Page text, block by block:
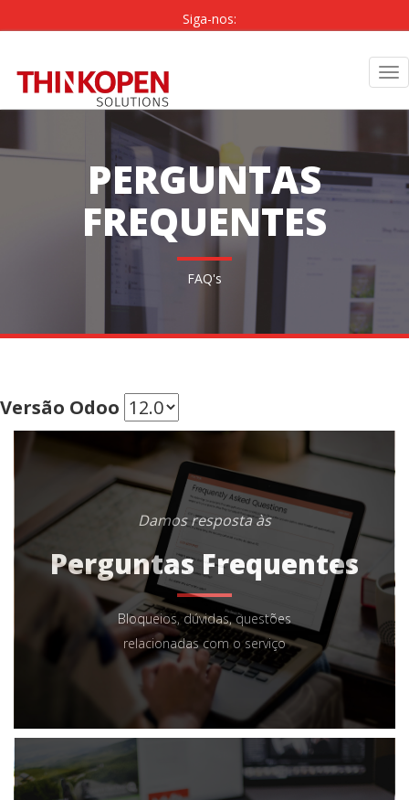
Siga-nos:
PERGUNTAS
FREQUENTES
FAQ's
Versão Odoo
Damos resposta às
Perguntas Frequentes
Bloqueios, dúvidas, questões
relacionadas com o serviço